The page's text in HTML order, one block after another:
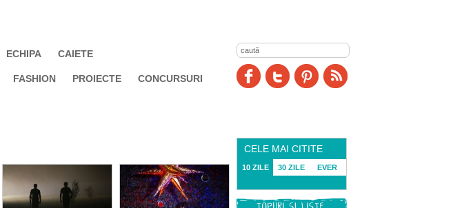
ECHIPA CAIETE
FASHION PROIECTE CONCURSURI
CELE MAI CITITE
10 ZILE 30 ZILE EVER